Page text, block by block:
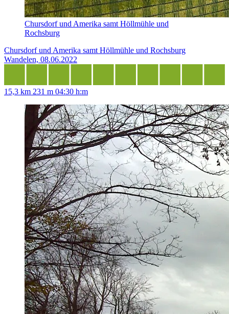
Chursdorf und Amerika samt Höllmühle und
Rochsburg
Chursdorf und Amerika samt Höllmühle und Rochsburg
Wandelen, 08.06.2022
15,3 km 231 m 04:30 h:m